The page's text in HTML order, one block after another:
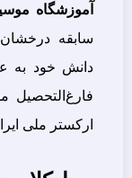
آموزشگاه
سابقه درخشان
دانش خود به
فارغ‌التحصیل
ارکستر ملی